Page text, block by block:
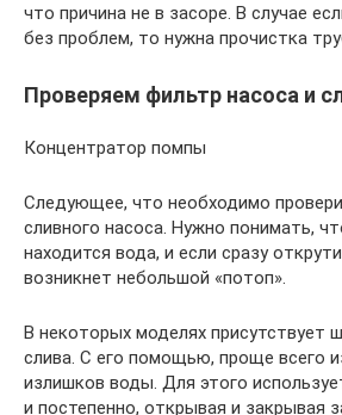
что причина не в засоре. В случае
без проблем, то нужна прочистка
Проверяем фильтр насоса и
Концентратор помпы
Следующее, что необходимо
сливного насоса. Нужно понимать,
находится вода, и если сразу
возникнет небольшой «потоп».
В некоторых моделях присутствует
слива. С его помощью, проще всего
излишков воды. Для этого
и постепенно, открывая и закрывая